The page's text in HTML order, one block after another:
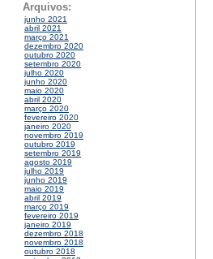
Arquivos:
junho 2021
abril 2021
março 2021
dezembro 2020
outubro 2020
setembro 2020
julho 2020
junho 2020
maio 2020
abril 2020
março 2020
fevereiro 2020
janeiro 2020
novembro 2019
outubro 2019
setembro 2019
agosto 2019
julho 2019
junho 2019
maio 2019
abril 2019
março 2019
fevereiro 2019
janeiro 2019
dezembro 2018
novembro 2018
outubro 2018